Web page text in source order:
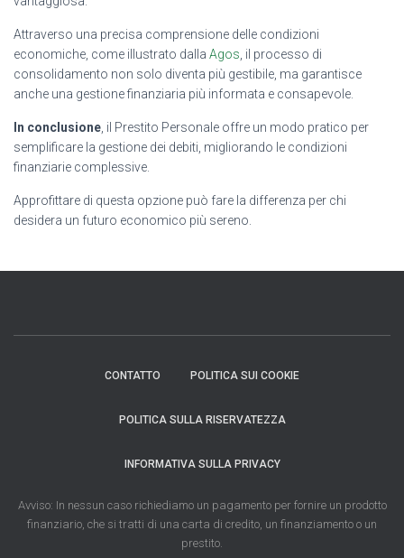
Attraverso una precisa comprensione delle condizioni
economiche, come illustrato dalla Agos , il processo di
consolidamento non solo diventa più gestibile, ma garantisce
anche una gestione finanziaria più informata e consapevole.
In conclusione , il Prestito Personale offre un modo pratico per
semplificare la gestione dei debiti, migliorando le condizioni
finanziarie complessive.
Approfittare di questa opzione può fare la differenza per chi
desidera un futuro economico più sereno.
CONTATTO POLITICA SUI COOKIE
POLITICA SULLA RISERVATEZZA
INFORMATIVA SULLA PRIVACY
Avviso: In nessun caso richiediamo un pagamento per fornire un prodotto
finanziario, che si tratti di una carta di credito, un finanziamento o un
prestito.